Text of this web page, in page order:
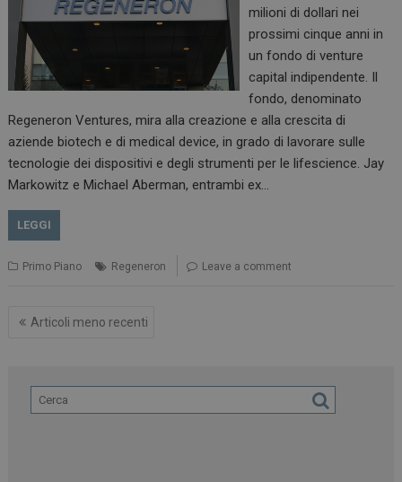
milioni di dollari nei
prossimi cinque anni in
un fondo di venture
capital indipendente. Il
fondo, denominato
Regeneron Ventures, mira alla creazione e alla crescita di
aziende biotech e di medical device, in grado di lavorare sulle
tecnologie dei dispositivi e degli strumenti per le lifescience. Jay
Markowitz e Michael Aberman, entrambi ex…
LEGGI
Primo Piano Regeneron Leave a comment
Navigazione
Articoli meno recenti
CookieScriptConsent
CookieScript
www.dailyhealthindustry.it
settimane